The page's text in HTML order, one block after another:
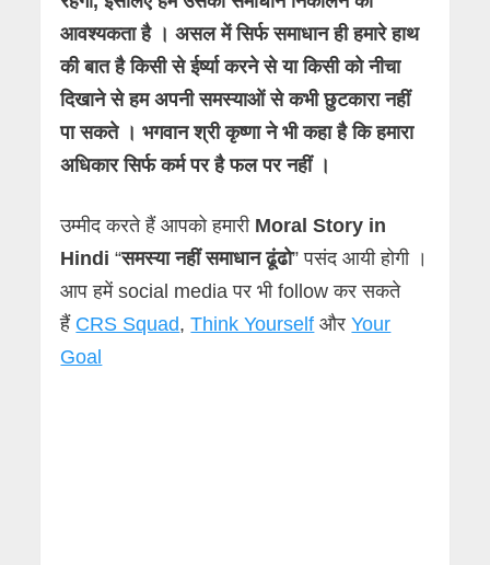
आवश्यकता है । असल में सिर्फ समाधान ही हमारे हाथ
की बात है किसी से ईर्ष्या करने से या किसी को नीचा
दिखाने से हम अपनी समस्याओं से कभी छुटकारा नहीं
पा सकते । भगवान श्री कृष्णा ने भी कहा है कि हमारा
अधिकार सिर्फ कर्म पर है फल पर नहीं ।
उम्मीद करते हैं आपको हमारी Moral Story in
Hindi “समस्या नहीं समाधान ढूंढो” पसंद आयी होगी ।
आप हमें social media पर भी follow कर सकते
हैं CRS Squad,Think Yourself औरYour
Goal